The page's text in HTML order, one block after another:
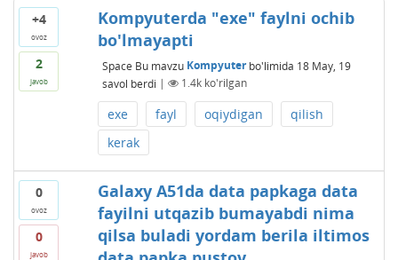
+4
ovoz
2
javob
Kompyuterda "exe" faylni ochib
bo'lmayapti
Space Bu mavzu Kompyuterbo'limida 18 May, 19
savol berdi | 1.4kko'rilgan
exe fayl oqiydigan
qilish
kerak
0
ovoz
0
javob
Galaxy A51da data papkaga data
fayilni utqazib bumayabdi nima
qilsa buladi yordam berila iltimos